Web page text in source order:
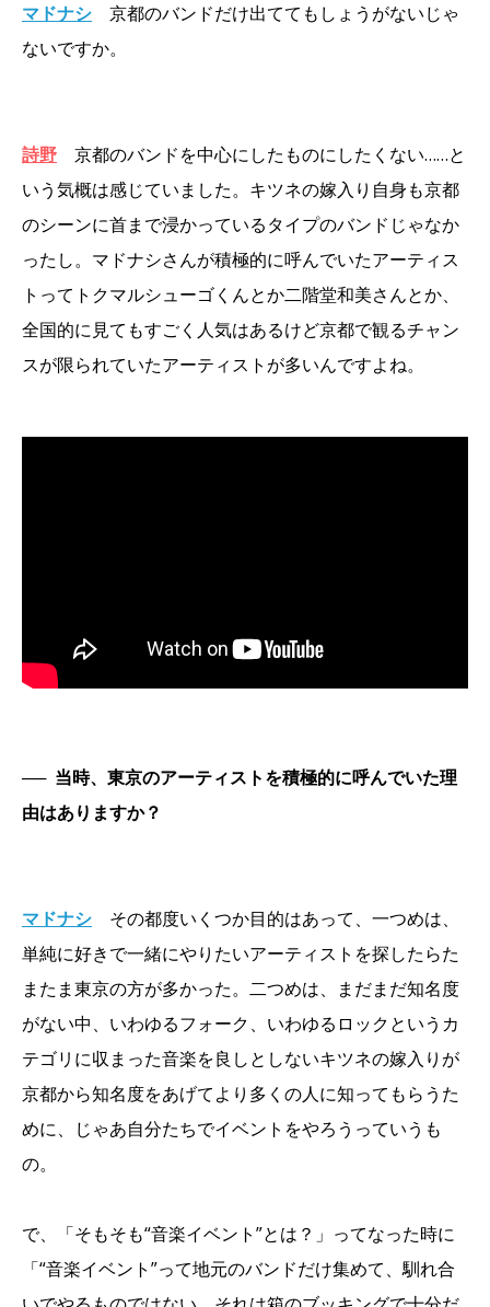
マドナシ
京都のバンドだけ出ててもしょうがないじゃ
ないですか。
詩野
京都のバンドを中心にしたものにしたくない……と
いう気概は感じていました。キツネの嫁入り自身も京都
のシーンに首まで浸かっているタイプのバンドじゃなか
ったし。マドナシさんが積極的に呼んでいたアーティス
トってトクマルシューゴくんとか二階堂和美さんとか、
全国的に見てもすごく人気はあるけど京都で観るチャン
スが限られていたアーティストが多いんですよね。
── 当時、東京のアーティストを積極的に呼んでいた理
由はありますか？
マドナシ
その都度いくつか目的はあって、一つめは、
単純に好きで一緒にやりたいアーティストを探したらた
またま東京の方が多かった。二つめは、まだまだ知名度
がない中、いわゆるフォーク、いわゆるロックというカ
テゴリに収まった音楽を良しとしないキツネの嫁入りが
京都から知名度をあげてより多くの人に知ってもらうた
めに、じゃあ自分たちでイベントをやろうっていうも
の。
で、「そもそも“音楽イベント”とは？」ってなった時に
「“音楽イベント”って地元のバンドだけ集めて、馴れ合